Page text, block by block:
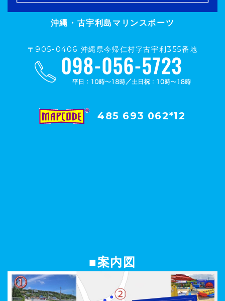
沖縄・古宇利島マリンスポーツ
〒905-0406 沖縄県今帰仁村字古宇利355番地
485 693 062*12
■案内図